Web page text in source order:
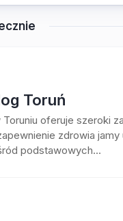
Toruń
oferuje szeroki
zdrowia
podstawowych...